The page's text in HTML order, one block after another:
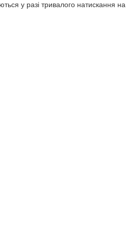
у разі тривалого натискання на